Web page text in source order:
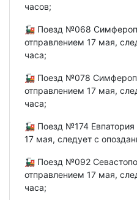
часов;
🚂 Поезд №068
отправлением 17 мая,
часа;
🚂 Поезд №078
отправлением 17 мая,
часа;
🚂 Поезд №174
17 мая, следует с
🚂 Поезд №092
отправлением 17 мая,
часа;